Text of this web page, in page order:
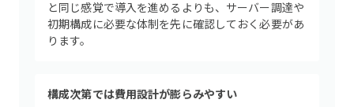
と同じ感覚で導入を進めるよりも、サーバー調達や
初期構成に必要な体制を先に確認しておく必要があ
ります。
構成次第では費用設計が膨らみやすい